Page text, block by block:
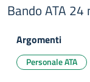
Bando ATA 24
Argomenti
Personale ATA